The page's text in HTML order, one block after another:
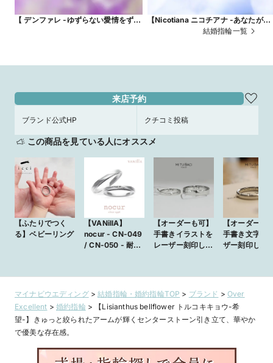
【 デンファレ -ゆずらない愛情をずっ
【Nicotiana ニコチアナ -あなたがい
れば-】シンプルで着けやすく、人気
結婚指輪一覧
来店予約
ブランド公式HP クチコミ投稿
この商品を見ている人にオススメ
【ふたりでつく
る】ベビーリング
【VANillA】
nocur - CN-049
/ CN-050 - 耐久
いシンプルな結婚
指輪【VANillA広
島店・福山本店】
【オーダーも可】
手書きイラストを
レーザー刻印した
【オーダーも
手書き文字を
ザー刻印した
マイナビウエディング>結婚指輪・婚約指輪TOP > ブランド > Over
Excellent >婚約指輪 >
【Lisianthus bellflower トルコキキョウ-希
望-】きゅっと絞られたアームが輝くセンターストーン引き立て、華やか
で優美な存在感。